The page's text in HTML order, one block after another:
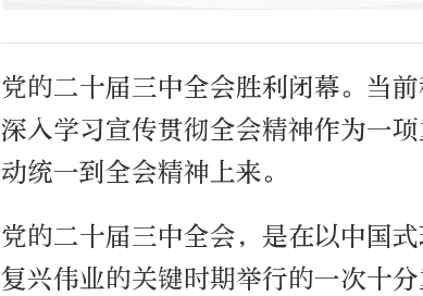
党的二十届三中全会胜利闭幕。当
深入学习宣传贯彻全会精神作为一
动统一到全会精神上来。
党的二十届三中全会，是在以中国
复兴伟业的关键时期举行的一次十